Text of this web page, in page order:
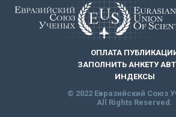
ОПЛАТА
ЗАПОЛНИТЬ АНКЕТУ
ИНДЕКСЫ
© 2022 Евразийский Союз
All Rights Reserved.